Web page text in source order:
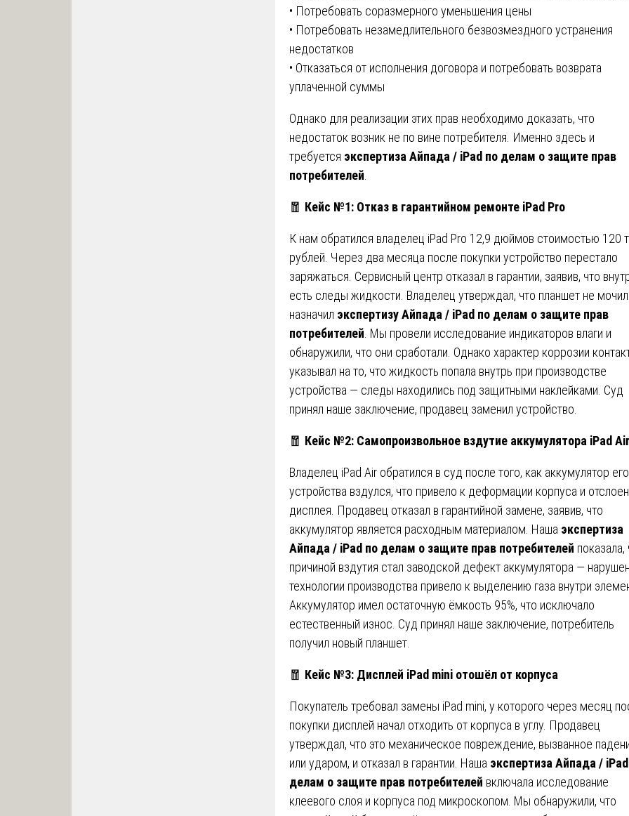
• Потребовать соразмерного уменьшения цены
• Потребовать незамедлительного безвозмездного устранения
недостатков
• Отказаться от исполнения договора и потребовать возврата
уплаченной суммы
Однако для реализации этих прав необходимо доказать, что
недостаток возник не по вине потребителя. Именно здесь и
требуется экспертиза Айпада / iPad по делам о защите прав
потребителей
🧧 Кейс №1: Отказ в гарантийном ремонте iPad Pro
К нам обратился владелец iPad Pro 12,9 дюймов стоимостью 120
рублей. Через два месяца после покупки устройство перестало
заряжаться. Сервисный центр отказал в гарантии, заявив, что
есть следы жидкости. Владелец утверждал, что планшет не
назначил экспертизу Айпада / iPad по делам о защите прав
потребителей . Мы провели исследование индикаторов влаги и
обнаружили, что они сработали. Однако характер коррозии
указывал на то, что жидкость попала внутрь при производстве
устройства — следы находились под защитными наклейками. Суд
принял наше заключение, продавец заменил устройство.
🧧 Кейс №2: Самопроизвольное вздутие аккумулятора iPad Air
Владелец iPad Air обратился в суд после того, как аккумулятор его
устройства вздулся, что привело к деформации корпуса и
дисплея. Продавец отказал в гарантийной замене, заявив, что
аккумулятор является расходным материалом. Наша экспертиза
Айпада / iPad по делам о защите прав потребителей показала,
причиной вздутия стал заводской дефект аккумулятора —
технологии производства привело к выделению газа внутри
Аккумулятор имел остаточную ёмкость 95%, что исключало
естественный износ. Суд принял наше заключение, потребитель
получил новый планшет.
🧧 Кейс №3: Дисплей iPad mini отошёл от корпуса
Покупатель требовал замены iPad mini, у которого через месяц
покупки дисплей начал отходить от корпуса в углу. Продавец
утверждал, что это механическое повреждение, вызванное
или ударом, и отказал в гарантии. Наша экспертиза Айпада /
делам о защите прав потребителей включала исследование
клеевого слоя и корпуса под микроскопом. Мы обнаружили, что